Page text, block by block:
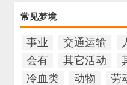
常见梦境
事业 交通运输
会有
其它活动
冷血类
动物 劳